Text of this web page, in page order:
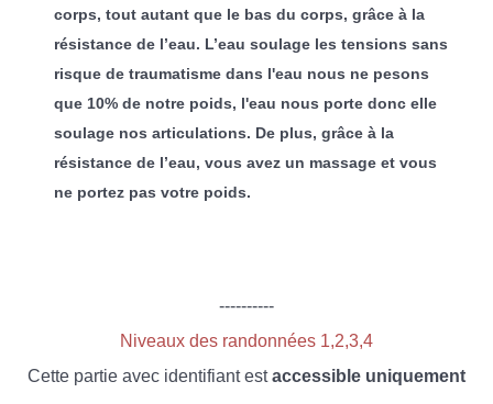
corps, tout autant que le bas du corps, grâce à la
résistance de l’eau. L’eau soulage les tensions sans
risque de traumatisme dans l'eau nous ne pesons
que 10% de notre poids, l'eau nous porte donc elle
soulage nos articulations. De plus, grâce à la
résistance de l’eau, vous avez un massage et vous
ne portez pas votre poids.
----------
Niveaux des randonnées 1,2,3,4
Cette partie avec identifiant estaccessible uniquement